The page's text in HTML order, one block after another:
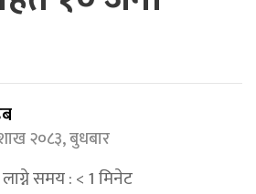
२०८३, बुधबार
समय :< 1मिनेट